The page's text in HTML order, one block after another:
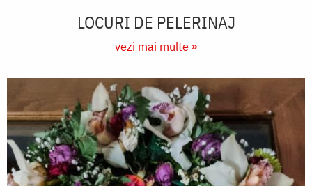
LOCURI DE PELERINAJ
vezi mai multe »